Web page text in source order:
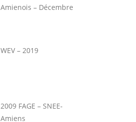
Amienois – Décembre
WEV – 2019
2009 FAGE – SNEE-
Amiens